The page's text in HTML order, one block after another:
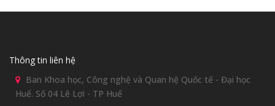
Thông tin liên hệ
Ban Khoa học, Công nghệ và Quan hệ Quốc tế - Đại học
Huế. Số 04 Lê Lợi - TP Huế